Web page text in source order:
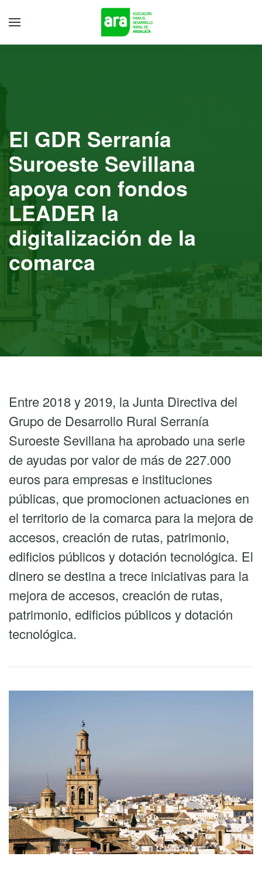
El GDR Serranía
Suroeste Sevillana
apoya con fondos
LEADER la
digitalización de la
comarca
Entre 2018 y 2019, la Junta Directiva del
Grupo de Desarrollo Rural Serranía
Suroeste Sevillana ha aprobado una serie
de ayudas por valor de más de 227.000
euros para empresas e instituciones
públicas, que promocionen actuaciones en
el territorio de la comarca para la mejora de
accesos, creación de rutas, patrimonio,
edificios públicos y dotación tecnológica. El
dinero se destina a trece iniciativas para la
mejora de accesos, creación de rutas,
patrimonio, edificios públicos y dotación
tecnológica.